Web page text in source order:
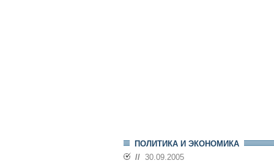
ПОЛИТИКА И ЭКОНОМИКА
// 30.09.2005